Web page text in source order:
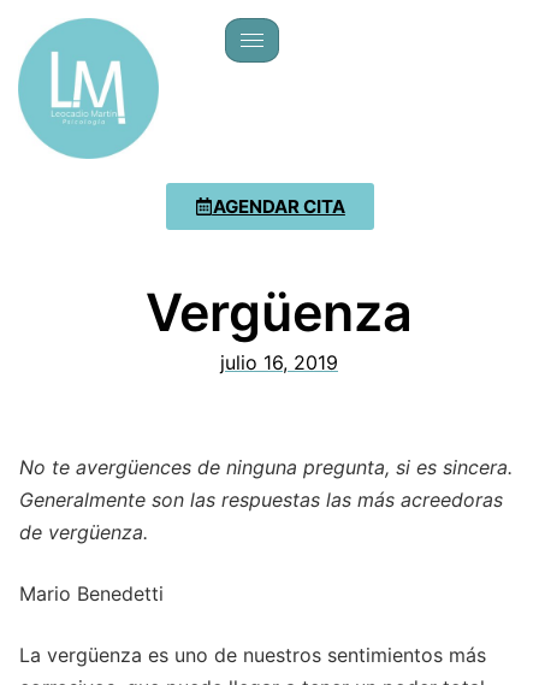
AGENDAR CITA
Vergüenza
julio 16, 2019
No te avergüences de ninguna pregunta, si es sincera.
Generalmente son las respuestas las más acreedoras
de vergüenza.
Mario Benedetti
La vergüenza es uno de nuestros sentimientos más